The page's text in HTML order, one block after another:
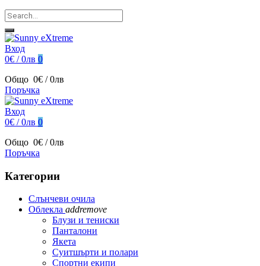
Вход
0€ / 0лв 0
Общо 0€ / 0лв
Поръчка
Вход
0€ / 0лв 0
Общо 0€ / 0лв
Поръчка
Категории
Слънчеви очила
Облекла addremove
Блузи и тениски
Панталони
Якета
Суитшърти и полари
Спортни екипи